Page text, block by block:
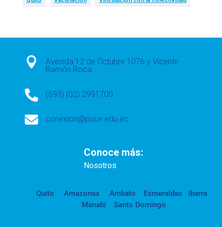

Avenida 12 de Octubre 1076 y Vicente
Ramón Roca
 (593) (02) 2991700
 conexion@puce.edu.ec
Conoce más:
Nosotros
Quito Amazonas Ambato Esmeraldas
Ibarra
Manabí
Santo Domingo